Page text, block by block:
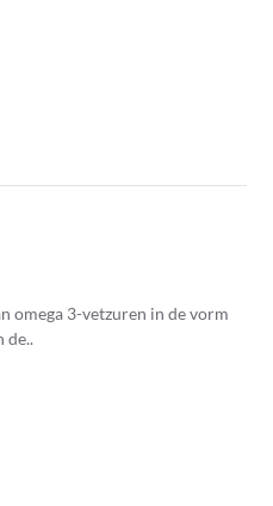
omega 3-vetzuren in de vorm
de..